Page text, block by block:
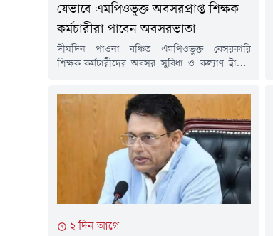
যেভাবে এমপিওভুক্ত অবসরপ্রাপ্ত শিক্ষক-
কর্মচারীরা পাবেন অবসরভাতা
দীর্ঘদিন পাওনা বঞ্চিত এমপিওভুক্ত বেসরকারি
শিক্ষক-কর্মচারীদের অবসর সুবিধা ও কল্যাণ ট্রাস্টের
আগস্ট ৬৪ জেলায় একযোগে এই অর্থ বিতরণ কার্যক্রম
শুরু হওয়ার কথা রয়েছে।শনিবার (৮ আগস্ট) যুগান্তরে
প্রকাশিত এক প্রতিবেদনে এসব তথ্য জানা গেছে।এতে
বলা হয়, শিক্ষা মন্ত্রণালয় সূত্রে জানা গেছে, এ উদ্যোগ
বাস্তবায়নে...
২ দিন আগে